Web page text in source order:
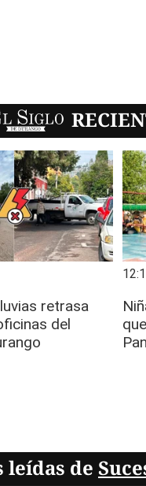
SIGLO
leídas de